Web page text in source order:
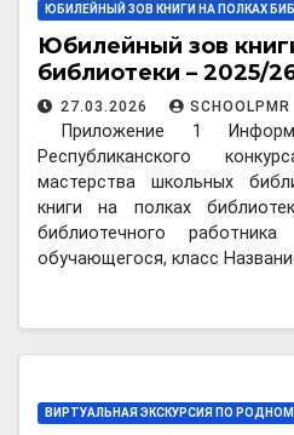
ЮБИЛЕЙНЫЙ ЗОВ КНИГИ НА ПОЛКАХ
Юбилейный зов
библиотеки – 2025/
27.03.2026 SCHOOLPMR
Приложение 1
Республиканского
мастерства школьных
книги на полках
библиотечного
обучающегося, класс
ВИРТУАЛЬНАЯ ЭКСКУРСИЯ ПО